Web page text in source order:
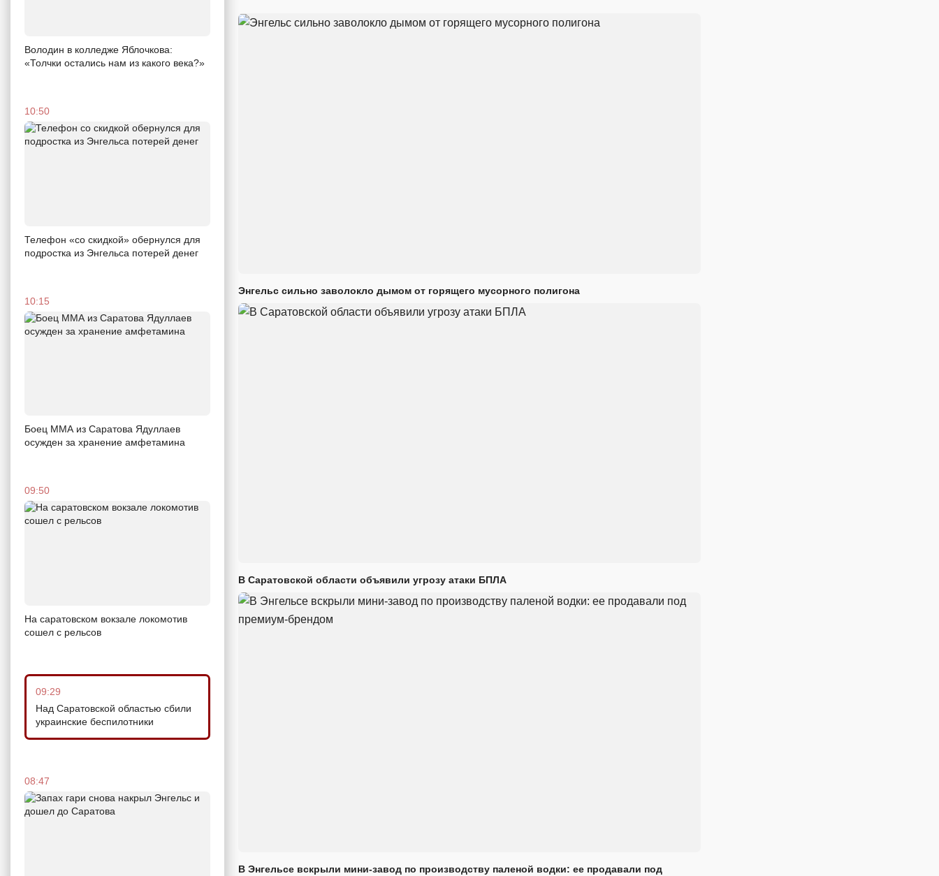
Володин в колледже Яблочкова:
«Толчки остались нам из какого века?»
10:50
Телефон «со скидкой» обернулся для
подростка из Энгельса потерей денег
10:15
Боец ММА из Саратова Ядуллаев
осужден за хранение амфетамина
09:50
На саратовском вокзале локомотив
сошел с рельсов
09:29
Над Саратовской областью сбили
украинские беспилотники
08:47
Энгельс сильно заволокло дымом от горящего мусорного полигона
В Саратовской области объявили угрозу атаки БПЛА
В Энгельсе вскрыли мини-завод по производству паленой водки: ее продавали под